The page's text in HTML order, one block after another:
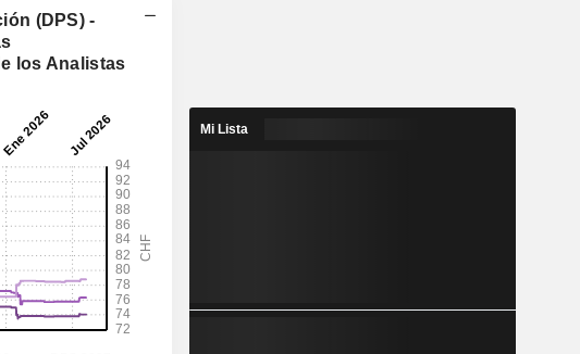
2027
2,26 %
60 %
3.386,00 3.386,00
-
-
(DPS) -
los Analistas
Mi Lista